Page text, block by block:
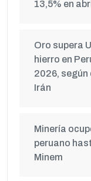
13,5% en
Oro supera
hierro en
2026, según
Irán
Minería
peruano
Minem